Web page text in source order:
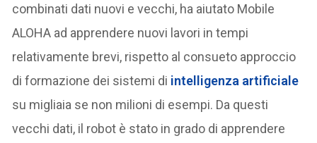
combinati dati nuovi e vecchi, ha aiutato Mobile
ALOHA ad apprendere nuovi lavori in tempi
relativamente brevi, rispetto al consueto approccio
di formazione dei sistemi di intelligenza artificiale
su migliaia se non milioni di esempi. Da questi
vecchi dati, il robot è stato in grado di apprendere